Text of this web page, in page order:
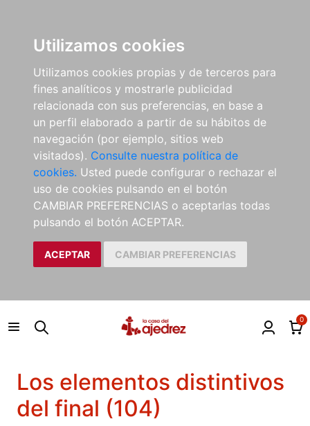
Utilizamos cookies
Utilizamos cookies propias y de terceros para
fines analíticos y mostrarle publicidad
relacionada con sus preferencias, en base a
un perfil elaborado a partir de su hábitos de
navegación (por ejemplo, sitios web
visitados). Consulte nuestra política de
cookies. Usted puede configurar o rechazar el
uso de cookies pulsando en el botón
CAMBIAR PREFERENCIAS o aceptarlas todas
pulsando el botón ACEPTAR.
ACEPTAR CAMBIAR PREFERENCIAS
0
Los elementos distintivos
del final (104)